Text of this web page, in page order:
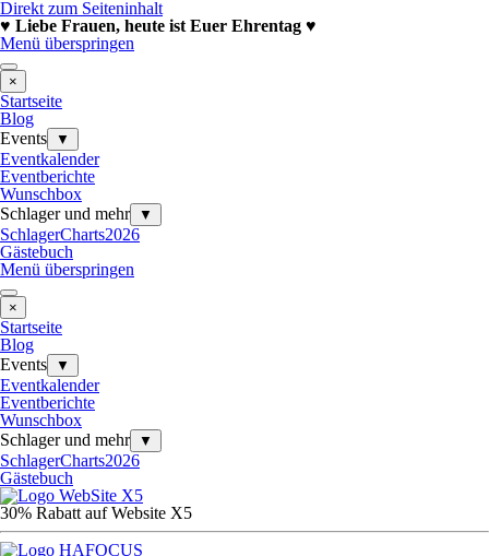
Direkt zum Seiteninhalt
♥ Liebe Frauen, heute ist Euer Ehrentag ♥
Menü überspringen
×
Startseite
Blog
Events
▼
Eventkalender
Eventberichte
Wunschbox
Schlager und mehr
▼
SchlagerCharts2026
Gästebuch
Menü überspringen
×
Startseite
Blog
Events
▼
Eventkalender
Eventberichte
Wunschbox
Schlager und mehr
▼
SchlagerCharts2026
Gästebuch
30% Rabatt auf Website X5